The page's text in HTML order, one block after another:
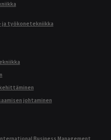
työkonetekniikka
johtaminen